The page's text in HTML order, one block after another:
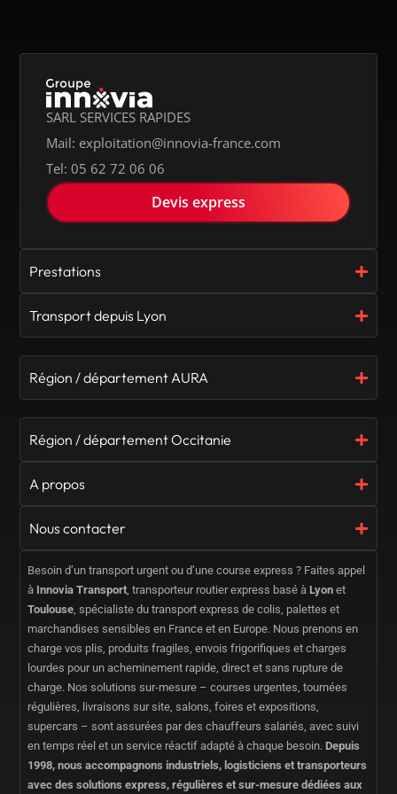
SARL SERVICES RAPIDES
Mail: exploitation@innovia-france.com
Tel: 05 62 72 06 06
Devis express
Prestations
Transport depuis Lyon
Région / département AURA
Région / département Occitanie
A propos
Nous contacter
Besoin d’un transport urgent ou d’une course express ? Faites appel
à Innovia Transport, transporteur routier express basé àLyon et
Toulouse, spécialiste du transport express de colis, palettes et
marchandises sensibles en France et en Europe. Nous prenons en
charge vos plis, produits fragiles, envois frigorifiques et charges
lourdes pour un acheminement rapide, direct et sans rupture de
charge. Nos solutions sur-mesure – courses urgentes, tournées
régulières, livraisons sur site, salons, foires et expositions,
supercars – sont assurées par des chauffeurs salariés, avec suivi
en temps réel et un service réactif adapté à chaque besoin.Depuis
1998, nous accompagnons industriels, logisticiens et transporteurs
avec des solutions express, régulières et sur-mesure dédiées aux